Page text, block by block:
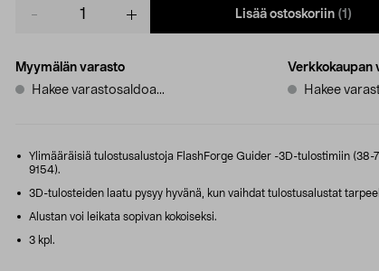
Lisää ostoskoriin (1)
Myymälän varasto
Hakee varastosaldoa...
Verkkokaupan
Hakee
Ylimääräisiä tulostusalustoja FlashForge Guider -3D-tulostimiin (38-
9154).
3D-tulosteiden laatu pysyy hyvänä, kun vaihdat tulostusalustat
Alustan voi leikata sopivan kokoiseksi.
3 kpl.